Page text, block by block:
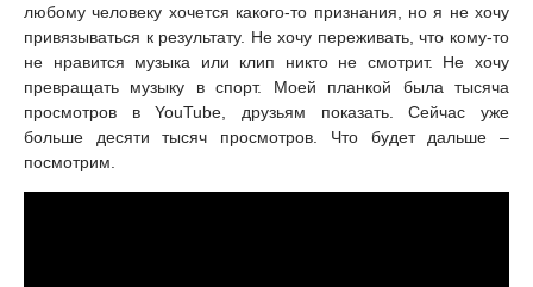
любому человеку хочется какого-то признания, но я не хочу
привязываться к результату. Не хочу переживать, что кому-то
не нравится музыка или клип никто не смотрит. Не хочу
превращать музыку в спорт. Моей планкой была тысяча
просмотров в YouTube, друзьям показать. Сейчас уже
больше десяти тысяч просмотров. Что будет дальше –
посмотрим.